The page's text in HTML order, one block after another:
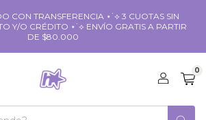
CON TRANSFERENCIA ⋆˙⟡ 3 CUOTAS SIN
Y/O CRÉDITO ⋆˙⟡ ENVÍO GRATIS A PARTIR
DE $80.000
0